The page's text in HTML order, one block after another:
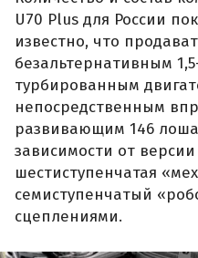
U70 Plus для России
известно, что
безальтернативным
турбированным
непосредственным
развивающим 146
зависимости от
шестиступенчатая
семиступенчатый
сцеплениями.